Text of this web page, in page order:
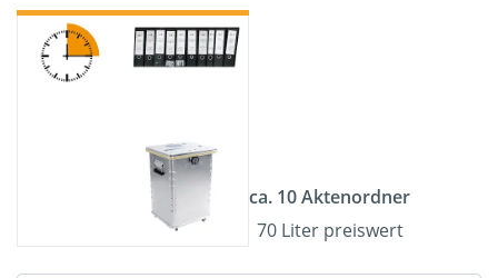
ca. 10 Aktenordner
70 Liter preiswert